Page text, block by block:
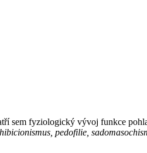
sem fyziologický vývoj funkce
pedofilie,